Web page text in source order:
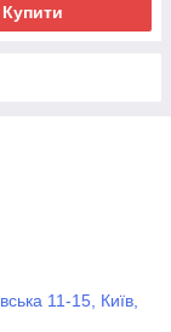
Купити
11-15, Київ,